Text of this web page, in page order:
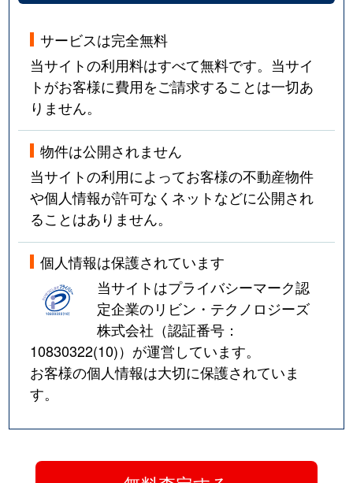
サービスは完全無料
当サイトの利用料はすべて無料です。当サイ
トがお客様に費用をご請求することは一切あ
りません。
物件は公開されません
当サイトの利用によってお客様の不動産物件
や個人情報が許可なくネットなどに公開され
ることはありません。
個人情報は保護されています
当サイトはプライバシーマーク認
定企業のリビン・テクノロジーズ
株式会社（認証番号：
10830322(10)）が運営しています。
お客様の個人情報は大切に保護されていま
す。